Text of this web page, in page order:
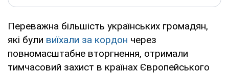
Переважна більшість українських громадян,
які були виїхали за кордон через
повномасштабне вторгнення, отримали
тимчасовий захист в країнах Європейського